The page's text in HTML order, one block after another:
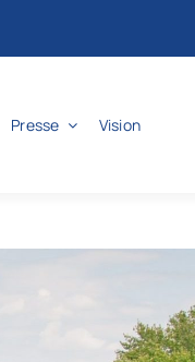
Presse Vision